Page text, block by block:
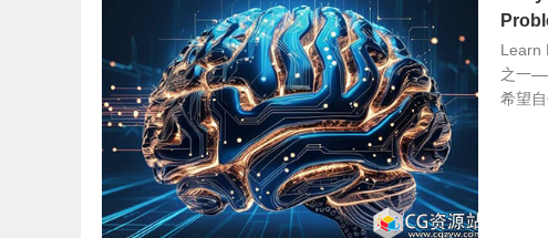
Learn
之一
希望